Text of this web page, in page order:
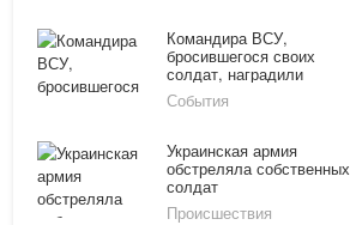
Командира ВСУ,
бросившегося своих
солдат, наградили
званием Героя Украины
События
Украинская армия
обстреляла собственных
солдат
Происшествия